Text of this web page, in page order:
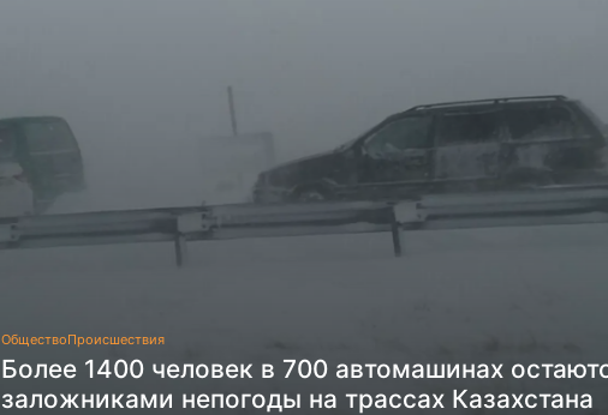
ОбществоПроисшествия
Более 1400 человек в 700 автомашинах
заложниками непогоды на трассах Казахстана